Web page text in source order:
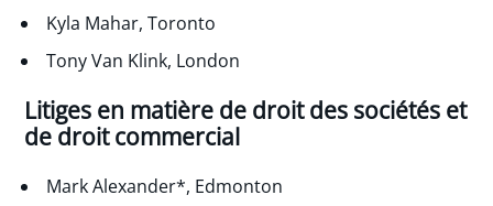
Kyla Mahar, Toronto
Tony Van Klink, London
Litiges en matière de droit des sociétés et
de droit commercial
Mark Alexander*, Edmonton